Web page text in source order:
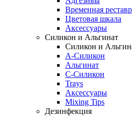
Временная
Цветовая шкала
Аксессуары
Силикон и Альгинат
Силикон и
A-Силикон
Альгинат
C-Силикон
Trays
Аксессуары
Mixing Tips
Дезинфекция